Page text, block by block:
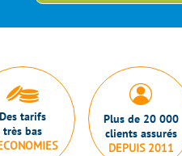
Des tarifs
très bas
Plus de 20 000
clients assurés
DEPUIS 2011